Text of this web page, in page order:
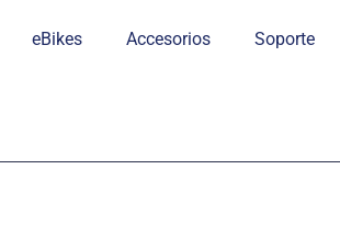
eBikes Accesorios Soporte